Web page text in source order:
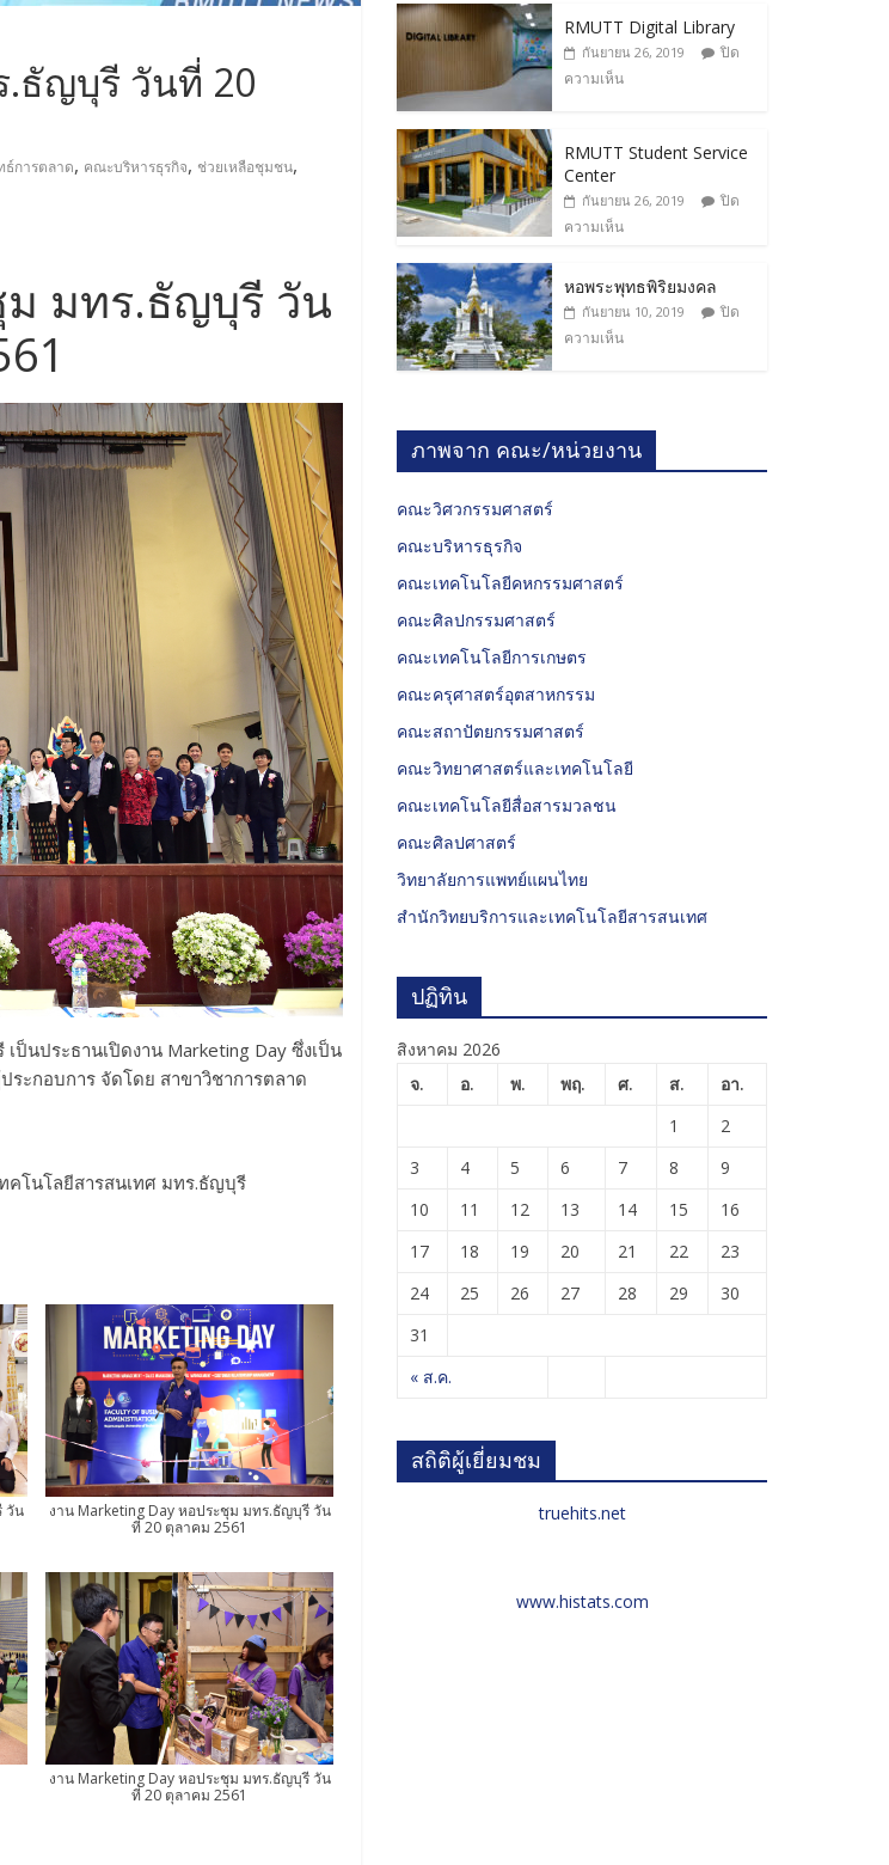
.ธัญบุรี วันที่ 20
ธ์การตลาด, คณะบริหารธุรกิจ, ช่วยเหลือชุมชน,
ม มทร.ธัญบุรี วัน
ป็นประธานเปิดงาน Marketing Day ซึ่งเป็น
ระกอบการ จัดโดย สาขาวิชาการตลาด
คโนโลยีสารสนเทศ มทร.ธัญบุรี
วัน
งาน Marketing Day หอประชุม มทร.ธัญบุรี วัน
ที่ 20 ตุลาคม 2561
งาน Marketing Day หอประชุม มทร.ธัญบุรี วัน
ที่ 20 ตุลาคม 2561
RMUTT Digital Library
กันยายน 26, 2019
ปิด
ความเห็น
RMUTT Student Service
Center
กันยายน 26, 2019
ปิด
ความเห็น
หอพระพุทธพิริยมงคล
กันยายน 10, 2019
ปิด
ความเห็น
ภาพจาก คณะ/หน่วยงาน
คณะวิศวกรรมศาสตร์
คณะบริหารธุรกิจ
คณะเทคโนโลยีคหกรรมศาสตร์
คณะศิลปกรรมศาสตร์
คณะเทคโนโลยีการเกษตร
คณะครุศาสตร์อุตสาหกรรม
คณะสถาปัตยกรรมศาสตร์
คณะวิทยาศาสตร์และเทคโนโลยี
คณะเทคโนโลยีสื่อสารมวลชน
คณะศิลปศาสตร์
วิทยาลัยการแพทย์แผนไทย
สำนักวิทยบริการและเทคโนโลยีสารสนเทศ
ปฏิทิน
สิงหาคม 2026
จ.
อ. พ. พฤ. ศ. ส. อา.
« ส.ค.
1
2
3
4 5 6 7 8
9
10
11 12 13 14 15
16
17
18 19 20 21 22
23
24
25 26 27 28 29
30
31
สถิติผู้เยี่ยมชม
truehits.net
www.histats.com